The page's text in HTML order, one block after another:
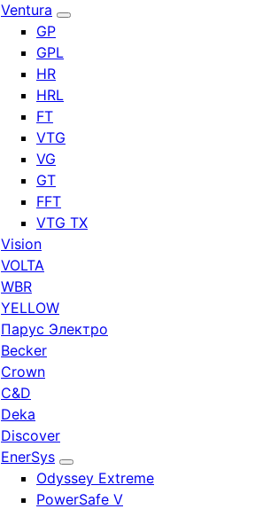
Ventura
GP
GPL
HR
HRL
FT
VTG
VG
GT
FFT
VTG TX
Vision
VOLTA
WBR
YELLOW
Парус Электро
Becker
Crown
C&D
Deka
Discover
EnerSys
Odyssey Extreme
PowerSafe V